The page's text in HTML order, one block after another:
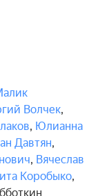
Волчек,
, Юлианна
Давтян,
, Вячеслав
Коробыко,